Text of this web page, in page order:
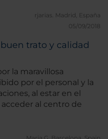
rjarias. Madrid, España
05/09/2018
trato y calidad
la maravillosa
por el personal y la
al estar en el
centro de